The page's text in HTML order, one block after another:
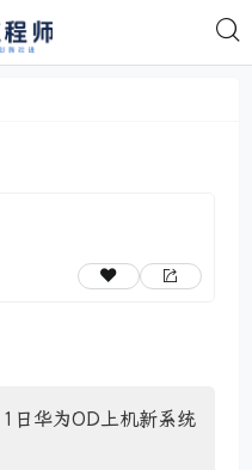
日华为OD上机新系统